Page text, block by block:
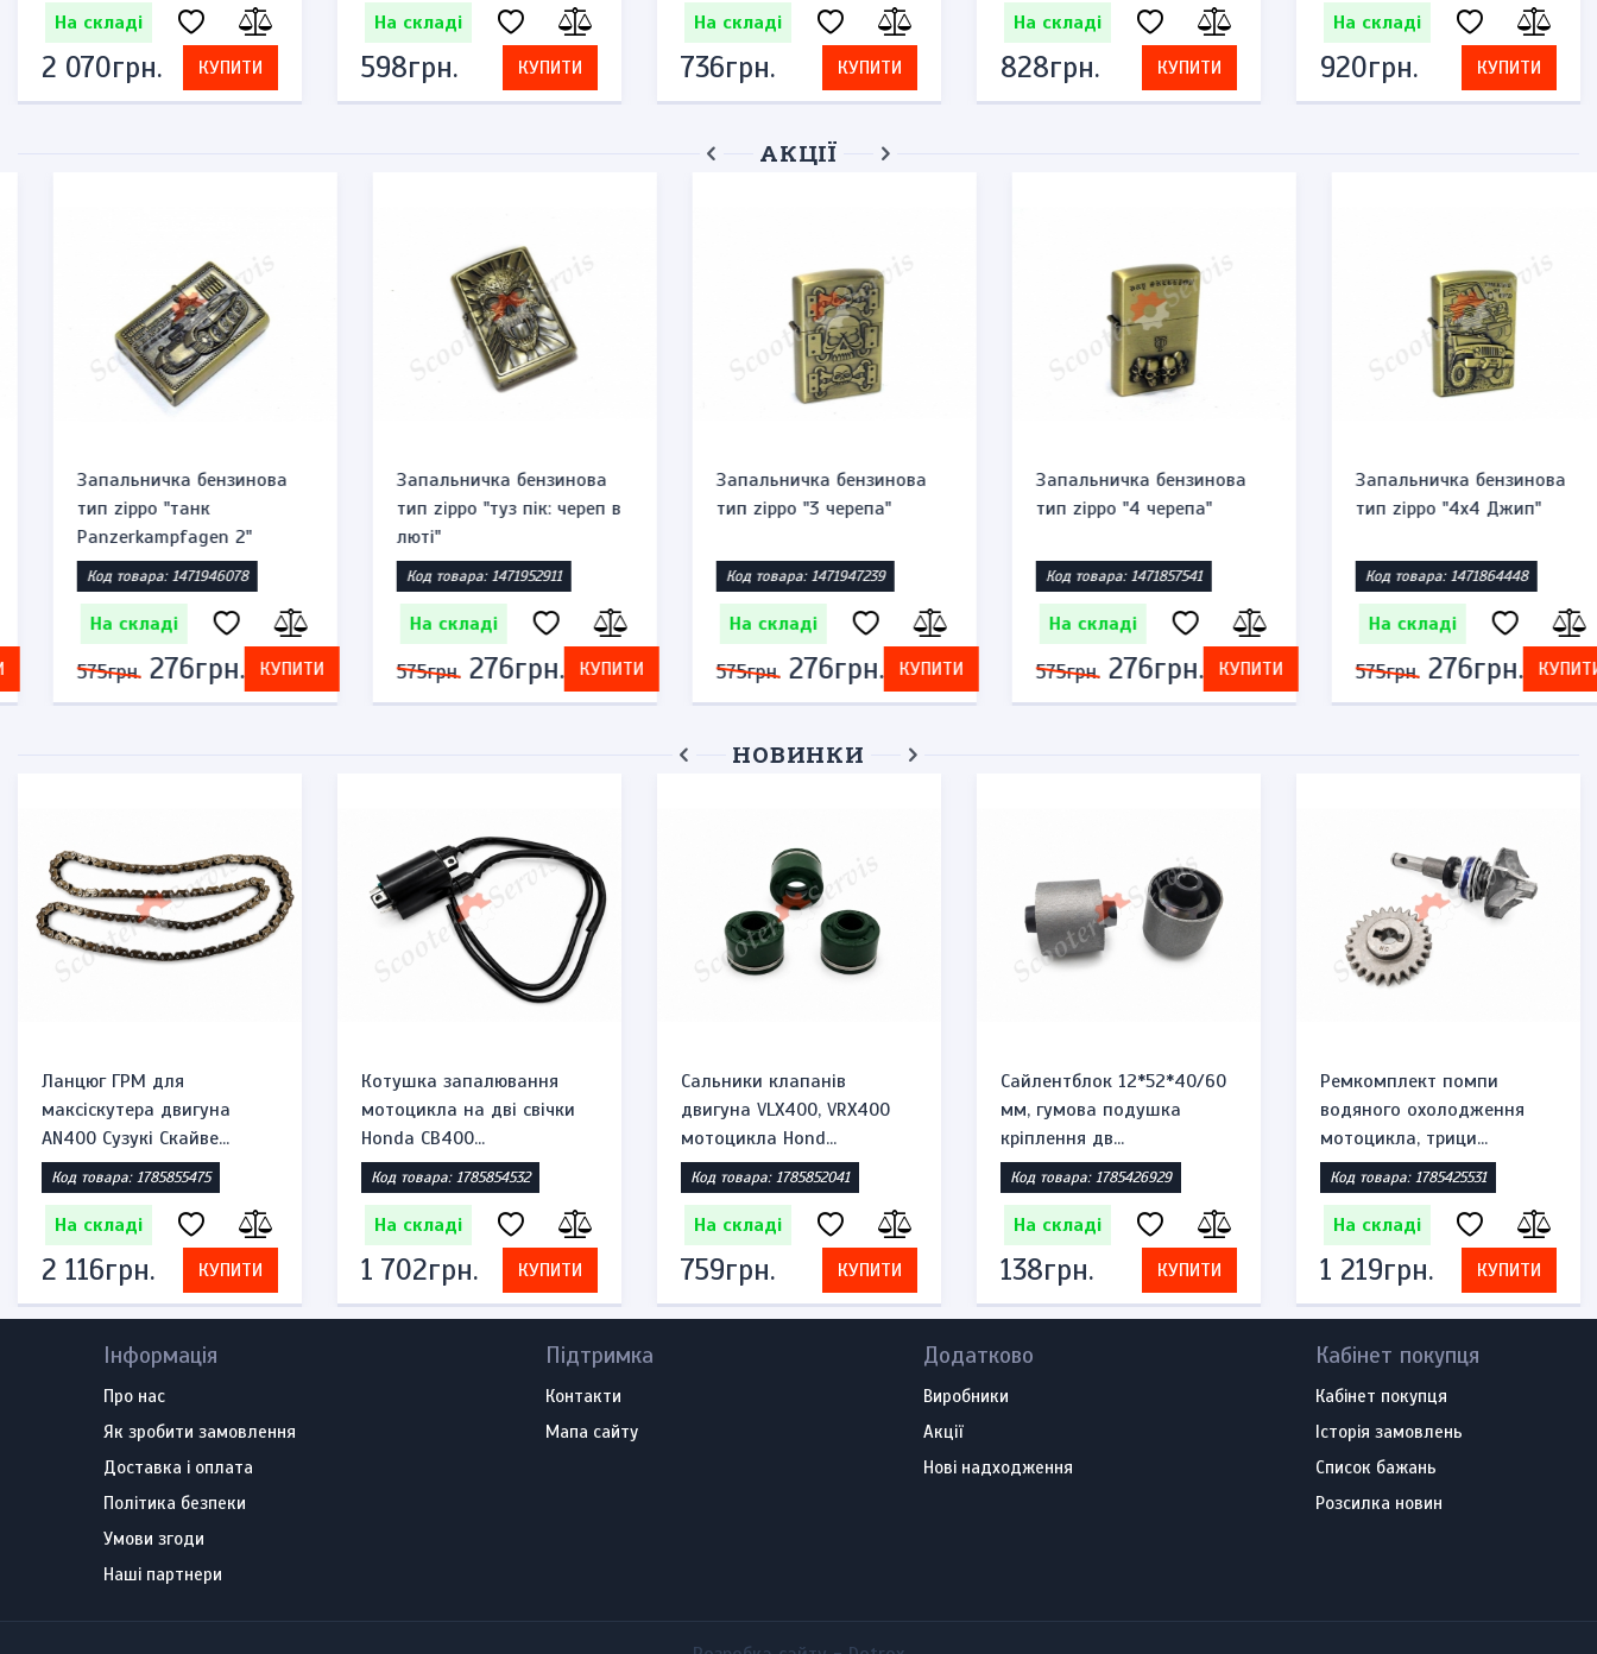
На складі
2 070грн. КУПИТИ
На складі
598грн. КУПИТИ
На складі
736грн. КУПИТИ
На складі
828грн. КУПИТИ
На складі
920грн. КУПИТИ
АКЦІЇ
Запальничка бензинова
тип zippo "туз пік: череп в
люті"
Код товара: 1471952911
На складі
575грн. 276грн. КУПИТИ
Запальничка бензинова
тип zippo "3 черепа"
Код товара: 1471947239
На складі
575грн. 276грн. КУПИТИ
Запальничка бензинова
тип zippo "4 черепа"
Код товара: 1471857541
На складі
575грн. 276грн. КУПИТИ
Запальничка бензинова
тип zippo "4х4 Джип"
Код товара: 1471864448
На складі
575грн. 276грн. КУПИТИ
Запальничка бензинова
тип zippo "7 черепів"
Код товара: 1471858346
На складі
575грн. 276грн. КУПИТИ
НОВИНКИ
Заспокоювач ланцюга
ГРМ, башмак і слайдер
Yamaha XT225,...
Код товара: 1785405118
На складі
920грн. КУПИТИ
Шестерня розподільного
вала двигуна CA250,
DD250, CBT12...
Код товара: 1785403289
На складі
552грн. КУПИТИ
Магніт генератора
двигуна CA250, CMX250,
QJ250-3 мотоци...
Код товара: 1785402112
На складі
1 219грн. КУПИТИ
Кришка стартера
(бендикса) Хонда Тудей
AF61, AF62, Hond...
Код товара: 1785349980
На складі
368грн. КУПИТИ
Пружина амортизатора
185мм квадроцикла ATV,
електроскут...
Код товара: 1785348962
На складі
552грн. КУПИТИ
Інформація
Про нас
Як зробити замовлення
Доставка і оплата
Політика безпеки
Умови згоди
Наші партнери
Підтримка
Контакти
Мапа сайту
Додатково
Виробники
Акції
Нові надходження
Кабінет покупця
Кабінет покупця
Історія замовлень
Список бажань
Розсилка новин